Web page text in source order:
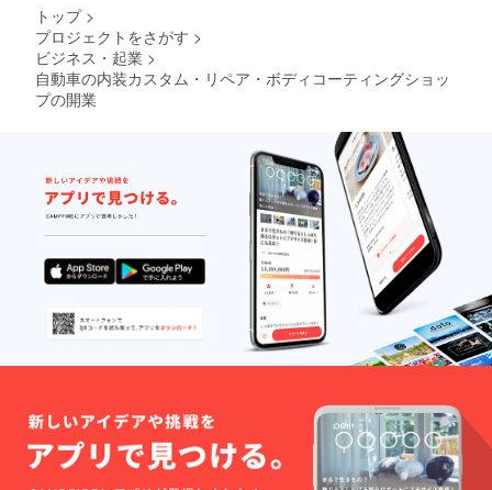
トップ >
プロジェクトをさがす >
ビジネス・起業 >
自動車の内装カスタム・リペア・ボディコーティングショッ
プの開業